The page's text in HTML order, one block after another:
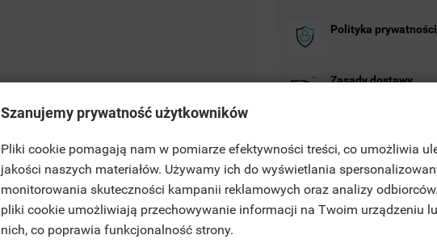
Polityka prywatności
Zasady dostawy
MOJE LISTY ŻYCZEŃ
((TITLE))
((LABEL))
ANMELDEN
SIE MÜSSEN ANGEMELDET SEIN, UM ARTIKEL IHRER WUNSCHLISTE
HINZUFÜGEN ZU KÖNNEN.
Szanujemy prywatność użytkowników
Pliki cookie pomagają nam w pomiarze efektywności treści, co umożliwia
jakości naszych materiałów. Używamy ich do wyświetlania
monitorowania skuteczności kampanii reklamowych oraz analizy
pliki cookie umożliwiają przechowywanie informacji na Twoim urządzeniu
nich, co poprawia funkcjonalność strony.